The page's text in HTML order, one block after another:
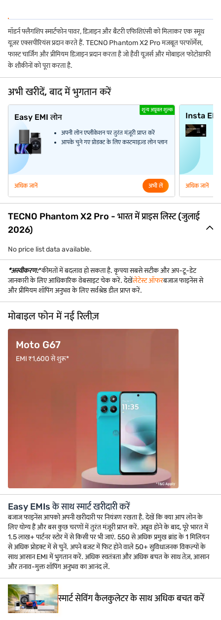
मॉडर्न फ्लैगशिप स्मार्टफोन पावर, डिज़ाइन और बैटरी एफिशिएंसी को मिलाकर एक स्मूथ
यूज़र एक्सपीरियंस प्रदान करते हैं. TECNO Phantom X2 Pro मजबूत परफॉर्मेंस,
फास्ट चार्जिंग और प्रीमियम डिज़ाइन प्रदान करता है जो हैवी यूज़र्स और मोबाइल फोटोग्राफी
के शौकीनों को पूरा करता है.
अभी खरीदें, बाद में भुगतान करें
शून्य अप्रूवल शुल्क
Easy EMI लोन
अपनी लोन एप्लीकेशन पर तुरंत मंज़ूरी प्राप्त करें
आपके चुने गए प्रोडक्ट के लिए कस्टमाइज़्ड लोन प्लान
अधिक जानें अभी लें
Insta
अधिक जानें
TECNO Phantom X2 Pro - भारत में प्राइस लिस्ट (जुलाई
2026)
No price list data available.
*अस्वीकरण:*कीमतों में बदलाव हो सकता है. कृपया सबसे सटीक और अप-टू-डेट
जानकारी के लिए आधिकारिक वेबसाइट चेक करें. देखेंलेटेस्ट ऑफरबजाज फाइनेंस से
और प्रीमियम शॉपिंग अनुभव के लिए सर्वश्रेष्ठ डील प्राप्त करें.
मोबाइल फोन में नई रिलीज़
Moto G67
EMI ₹1,600 से शुरू*
Easy EMIs के साथ स्मार्ट खरीदारी करें
बजाज फाइनेंस आपको अपनी खरीदारी पर नियंत्रण रखता है. देखें कि क्या आप लोन के
लिए योग्य हैं और बस कुछ चरणों में तुरंत मंज़ूरी प्राप्त करें. अप्रूव होने के बाद, पूरे भारत में
1.5 लाख+ पार्टनर स्टोर में से किसी पर भी जाएं. 550 से अधिक प्रमुख ब्रांड के 1 मिलियन
से अधिक प्रोडक्ट में से चुनें. अपने बजट में फिट होने वाले 50+ सुविधाजनक विकल्पों के
साथ आसान EMI में भुगतान करें. अधिक स्वतंत्रता और अधिक बचत के साथ तेज़, आसान
और तनाव-मुक्त शॉपिंग अनुभव का आनंद लें.
स्मार्ट सेविंग कैलकुलेटर के साथ अधिक बचत करें